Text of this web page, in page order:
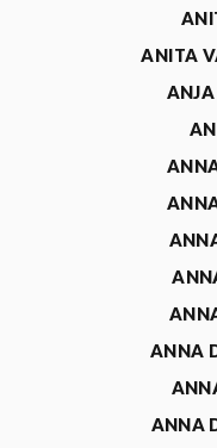
ANITA
ANJA
ANNA
ANNA